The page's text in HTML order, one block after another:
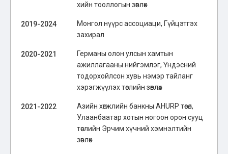
хийн тооллогын зөвлөх
2019-2024
Монгол нүүрс ассоциаци, Гүйцэтгэх
захирал
2020-2021
Германы олон улсын хамтын
ажиллагааны нийгэмлэг, Үндэсний
тодорхойлсон хувь нэмэр тайланг
хэрэгжүүлэх төслийн зөвлөх
2021-2022
Азийн хөгжлийн банкны AHURP төсөл,
Улаанбаатар хотын ногоон орон сууц
төслийн Эрчим хүчний хэмнэлтийн
зөвлөх